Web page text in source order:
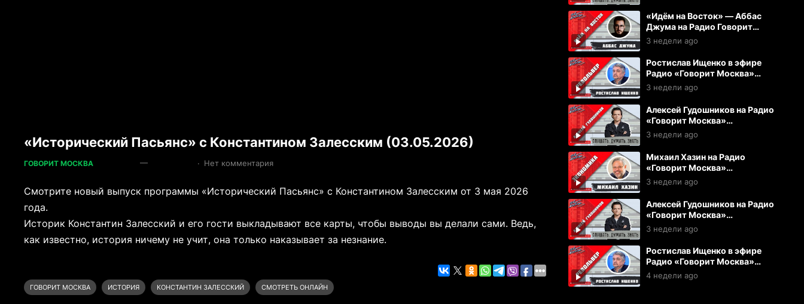
«Исторический Пасьянс» с Константином Залесским (03.05.2026)
ГОВОРИТ МОСКВА — · Нет комментария
Смотрите новый выпуск программы «Исторический Пасьянс» с Константином Залесским от 3 мая 2026
года.
Историк Константин Залесский и его гости выкладывают все карты, чтобы выводы вы делали сами. Ведь,
как известно, история ничему не учит, она только наказывает за незнание.
ГОВОРИТ МОСКВА ИСТОРИЯ КОНСТАНТИН ЗАЛЕССКИЙ СМОТРЕТЬ ОНЛАЙН
«Идём на Восток» — Аббас
Джума на Радио Говорит
Москва (22.07.2026)
3 недели ago
Ростислав Ищенко в эфире
Радио «Говорит Москва»
(22.07.2026)
3 недели ago
Алексей Гудошников на Радио
«Говорит Москва»
(22.07.2026)
3 недели ago
Михаил Хазин на Радио
«Говорит Москва»
(20.07.2026)
3 недели ago
Алексей Гудошников на Радио
«Говорит Москва»
(20.07.2026)
3 недели ago
Ростислав Ищенко в эфире
Радио «Говорит Москва»
(15.07.2026)
4 недели ago